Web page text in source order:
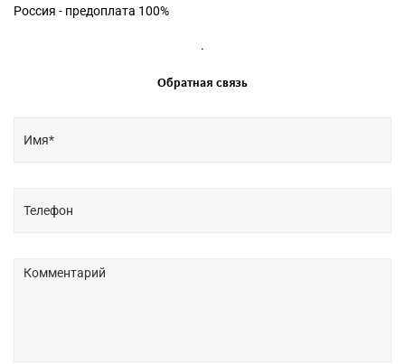
Россия - предоплата 100%
.
Обратная связь